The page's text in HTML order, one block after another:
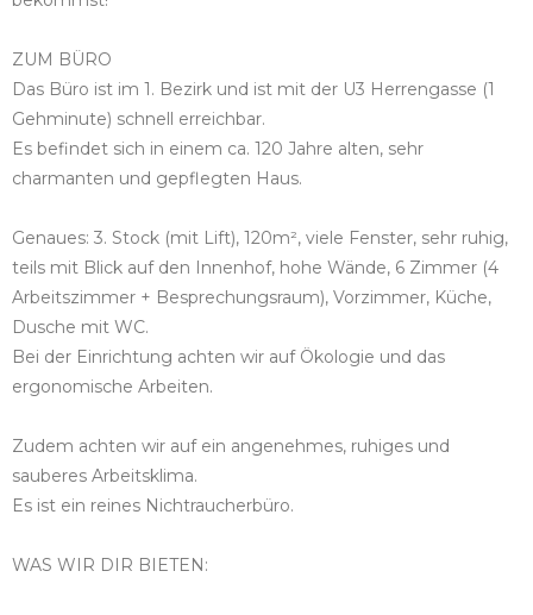
ZUM BÜRO
Das Büro ist im 1. Bezirk und ist mit der U3 Herrengasse (1
Gehminute) schnell erreichbar.
Es befindet sich in einem ca. 120 Jahre alten, sehr
charmanten und gepflegten Haus.
Genaues: 3. Stock (mit Lift), 120m², viele Fenster, sehr ruhig,
teils mit Blick auf den Innenhof, hohe Wände, 6 Zimmer (4
Arbeitszimmer + Besprechungsraum), Vorzimmer, Küche,
Dusche mit WC.
Bei der Einrichtung achten wir auf Ökologie und das
ergonomische Arbeiten.
Zudem achten wir auf ein angenehmes, ruhiges und
sauberes Arbeitsklima.
Es ist ein reines Nichtraucherbüro.
WAS WIR DIR BIETEN: